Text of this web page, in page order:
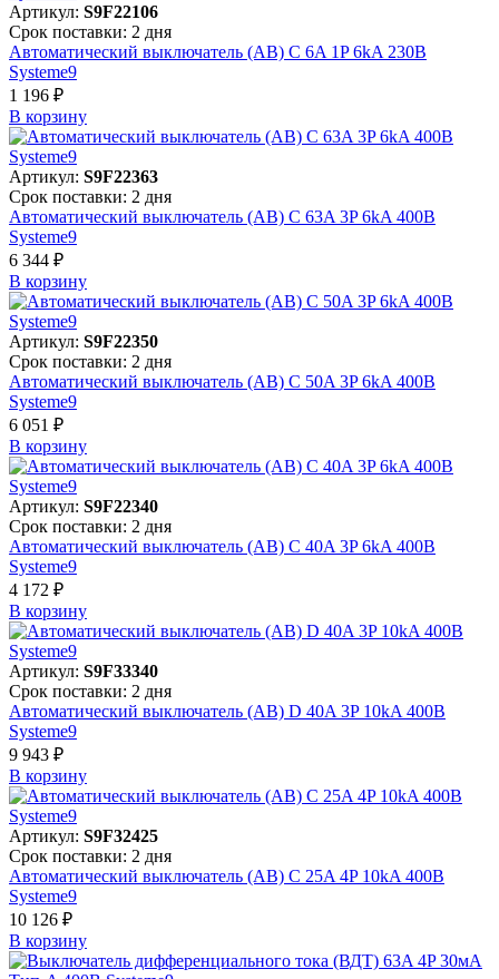
Артикул: S9F22106
Срок поставки: 2 дня
Автоматический выключатель (АВ) C 6A 1P 6kA 230В
Systeme9
1 196 ₽
В корзинy
Артикул: S9F22363
Срок поставки: 2 дня
Автоматический выключатель (АВ) C 63A 3P 6kA 400В
Systeme9
6 344 ₽
В корзинy
Артикул: S9F22350
Срок поставки: 2 дня
Автоматический выключатель (АВ) C 50A 3P 6kA 400В
Systeme9
6 051 ₽
В корзинy
Артикул: S9F22340
Срок поставки: 2 дня
Автоматический выключатель (АВ) C 40A 3P 6kA 400В
Systeme9
4 172 ₽
В корзинy
Артикул: S9F33340
Срок поставки: 2 дня
Автоматический выключатель (АВ) D 40A 3P 10kA 400В
Systeme9
9 943 ₽
В корзинy
Артикул: S9F32425
Срок поставки: 2 дня
Автоматический выключатель (АВ) C 25A 4P 10kA 400В
Systeme9
10 126 ₽
В корзинy